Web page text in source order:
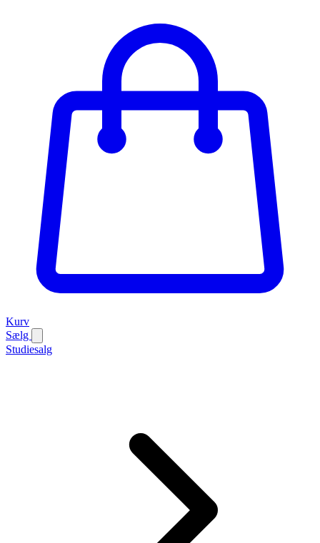
Kurv
Sælg
Studiesalg